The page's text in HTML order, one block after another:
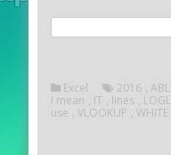
Excel 2016 ,
I mean , IT , lines ,
use , VLOOKUP , WHITE